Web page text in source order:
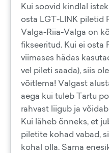
Kui soovid kindlal
osta LGT-LINK piletid
Valga-Riia-Valga on
fikseeritud. Kui ei osta
viimases hädas
vel pileti saada), siis
võitlema! Valgast
aega kui tuleb Tartu
rahvast liigub ja
Kui läheb õnneks, et
piletite kohad vabad,
kohal olla. Sama